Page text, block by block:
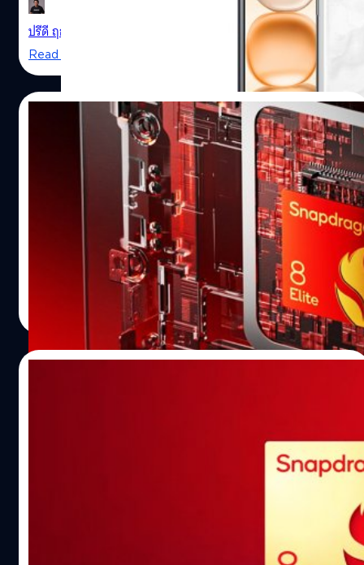
Honor Power
ปรีดี ฤกษ์วลีกุล
Read More
Snapdragon 8 Elite Gen 6 จะแรงขึ้นด้วย
เทคโนโลยี 2 นาโนเมตร, แรม LPDDR6,
สตอเรจ UFS 5.0
Snapdragon 8 Elite Gen 6 จะได้รับการผลิตด้วยกระบวนการ
ระดับ 2 นาโนเมตร โดย TSMC และทำงานร่วมกับแรม
LPDDR6 และสตอเรจ UFS 5.0
| 284 days ago
Samsung อาจกลับมาผลิตชิปเซตระดับพรีเมียมของ